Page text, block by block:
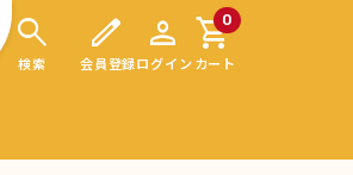
search
検索
edit
会員登録
person
ログイン
0
shopping_cart
カート